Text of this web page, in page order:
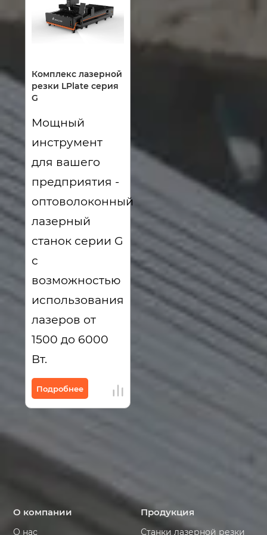
Комплекс лазерной
резки LPlate серия
G
Мощный
инструмент
для вашего
предприятия -
оптоволоконный
лазерный
станок серии G
с
возможностью
использования
лазеров от
1500 до 6000
Вт.
Подробнее
О компании
О нас
Продукция
Станки лазерной резки